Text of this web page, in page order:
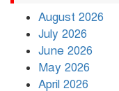
August 2026
July 2026
June 2026
May 2026
April 2026